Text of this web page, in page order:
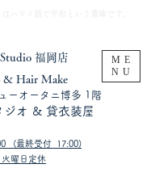
福岡店
ME
NU
(最終受付 17:00)​
曜日定休
& Hair Make
ーオータニ博多 1階
ジオ & 貸衣装屋